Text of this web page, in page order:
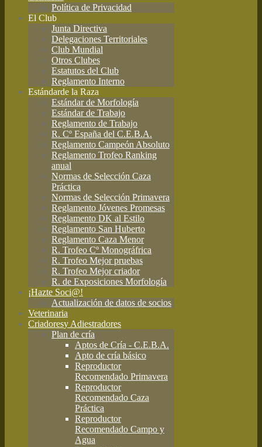
Política de Privacidad
El Club
Junta Directiva
Delegaciones Territoriales
Club Mundial
Otros Clubes
Estatutos del Club
Reglamento Interno
Estándarde la Raza
Estándar de Morfología
Estándar de Trabajo
Reglamento de Trabajo
R. Cº España del C.E.B.A.
Reglamento Campeón Absoluto
Reglamento Trofeo Ranking
anual
Normas de Selección Caza
Práctica
Normas de Selección Primavera
Reglamento Jóvenes Promesas
Reglamento DK al Estilo
Reglamento San Huberto
Reglamento Caza Menor
R. Trofeo Cº Monográfrica
R. Trofeo Mejor pruebas
R. Trofeo Mejor criador
R. de Exposiciones Morfología
¡Hazte Soci@!
Actualización de datos de socios
Veterinaria
Criadoresy Adiestradores
Plan de cría
Aptos de Cría - C.E.B.A.
Apto de cría básico
Reproductor
Recomendado Primavera
Reproductor
Recomendado Caza
Práctica
Reproductor
Recomendado Campo y
Agua